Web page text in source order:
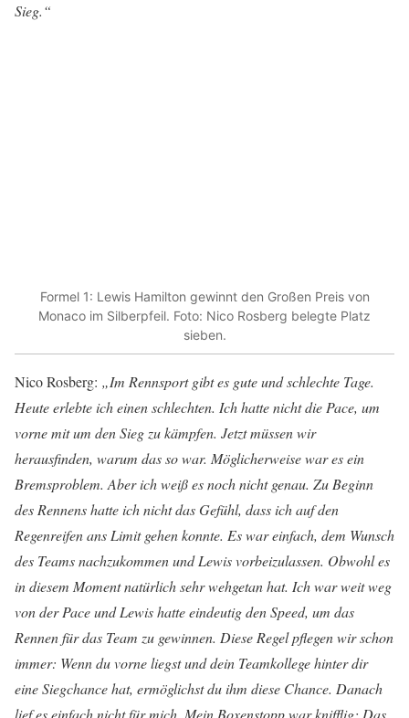
Sieg.“
Formel 1: Lewis Hamilton gewinnt den Großen Preis von
Monaco im Silberpfeil. Foto: Nico Rosberg belegte Platz
sieben.
Nico Rosberg: „Im Rennsport gibt es gute und schlechte Tage.
Heute erlebte ich einen schlechten. Ich hatte nicht die Pace, um
vorne mit um den Sieg zu kämpfen. Jetzt müssen wir
herausfinden, warum das so war. Möglicherweise war es ein
Bremsproblem. Aber ich weiß es noch nicht genau. Zu Beginn
des Rennens hatte ich nicht das Gefühl, dass ich auf den
Regenreifen ans Limit gehen konnte. Es war einfach, dem Wunsch
des Teams nachzukommen und Lewis vorbeizulassen. Obwohl es
in diesem Moment natürlich sehr wehgetan hat. Ich war weit weg
von der Pace und Lewis hatte eindeutig den Speed, um das
Rennen für das Team zu gewinnen. Diese Regel pflegen wir schon
immer: Wenn du vorne liegst und dein Teamkollege hinter dir
eine Siegchance hat, ermöglichst du ihm diese Chance. Danach
lief es einfach nicht für mich. Mein Boxenstopp war knifflig: Das